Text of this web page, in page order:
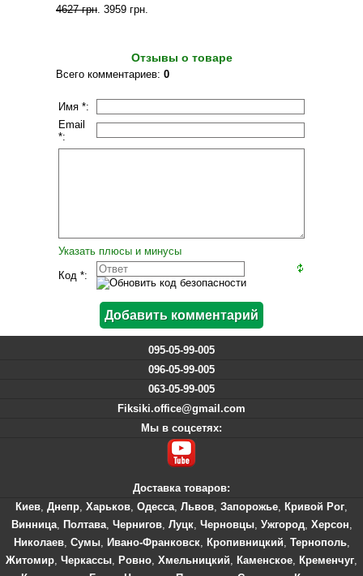
4627 грн. 3959 грн.
Отзывы о товаре
Всего комментариев: 0
Имя *:
Email
*:
Указать плюсы и минусы
Код *:
095-05-99-005
096-05-99-005
063-05-99-005
Fiksiki.office@gmail.com
Мы в соцсетях:
Доставка товаров:
Киев, Днепр, Харьков, Одесса, Львов, Запорожье, Кривой Рог,
Винница, Полтава, Чернигов, Луцк, Черновцы, Ужгород, Херсон,
Николаев, Сумы, Ивано-Франковск, Кропивницкий, Тернополь,
Житомир, Черкассы, Ровно, Хмельницкий, Каменское, Кременчуг,